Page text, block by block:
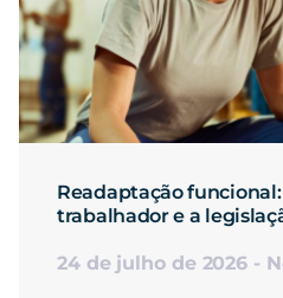
Readaptação
trabalhador e a
24 de julho de 2026